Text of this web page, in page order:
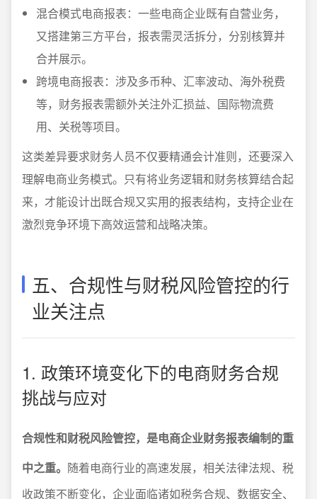
混合模式电商报表：一些电商企业既有自营业务，
又搭建第三方平台，报表需灵活拆分，分别核算并
合并展示。
跨境电商报表：涉及多币种、汇率波动、海外税费
等，财务报表需额外关注外汇损益、国际物流费
用、关税等项目。
这类差异要求财务人员不仅要精通会计准则，还要深入
理解电商业务模式。只有将业务逻辑和财务核算结合起
来，才能设计出既合规又实用的报表结构，支持企业在
激烈竞争环境下高效运营和战略决策。
五、合规性与财税风险管控的行
业关注点
1. 政策环境变化下的电商财务合规
挑战与应对
合规性和财税风险管控，是电商企业财务报表编制的重
中之重。 随着电商行业的高速发展，相关法律法规、税
收政策不断变化，企业面临诸如税务合规、数据安全、